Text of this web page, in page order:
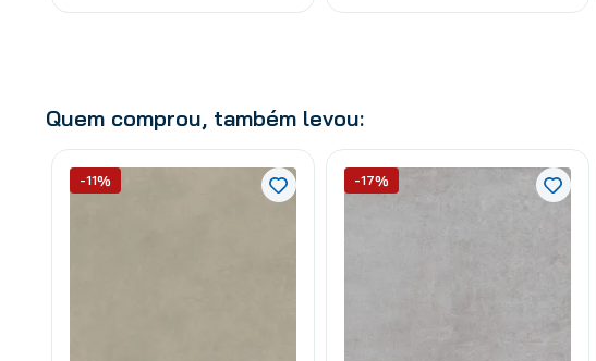
Quem comprou, também levou:
-11% -17%